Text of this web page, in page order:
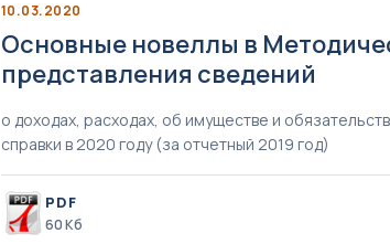
10.03.2020
Основные новеллы в
представления сведений
о доходах, расходах, об имуществе и
справки в 2020 году (за отчетный 2019 год)
PDF
60 Кб